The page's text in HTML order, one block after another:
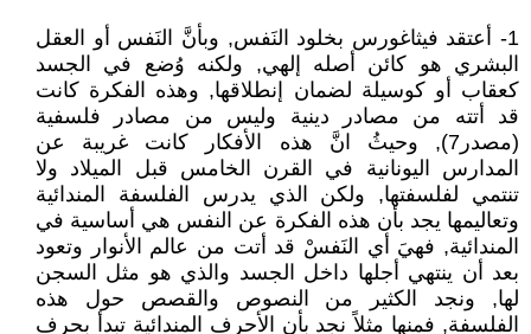
1- أعتقد فيثاغورس بخلود النَفس, وبأنَّ النَفس أو العقل
البشري هو كائن أصله إلهي, ولكنه وُضع في الجسد
كعقاب أو كوسيلة لضمان إنطلاقها, وهذه الفكرة كانت
قد أتته من مصادر دينية وليس من مصادر فلسفية
(مصدر7), وحيثُ انَّ هذه الأفكار كانت غريبة عن
المدارس اليونانية في القرن الخامس قبل الميلاد ولا
تنتمي لفلسفتها, ولكن الذي يدرس الفلسفة المندائية
وتعاليمها يجد بأن هذه الفكرة عن النفس هي أساسية في
المندائية, فهيَ أي النَفسْ قد أتت من عالم الأنوار وتعود
بعد أن ينتهي أجلها داخل الجسد والذي هو مثل السجن
لها, ونجد الكثير من النصوص والقصص حول هذه
الفلسفة, فمنها مثلاً نجد بأن الأحرف المندائية تبدأ بحرف